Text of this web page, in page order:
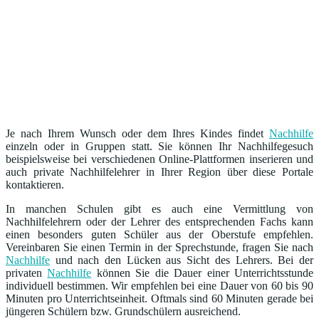
Je nach Ihrem Wunsch oder dem Ihres Kindes findet Nachhilfe
einzeln oder in Gruppen statt. Sie können Ihr Nachhilfegesuch
beispielsweise bei verschiedenen Online-Plattformen inserieren und
auch private Nachhilfelehrer in Ihrer Region über diese Portale
kontaktieren.
In manchen Schulen gibt es auch eine Vermittlung von
Nachhilfelehrern oder der Lehrer des entsprechenden Fachs kann
einen besonders guten Schüler aus der Oberstufe empfehlen.
Vereinbaren Sie einen Termin in der Sprechstunde, fragen Sie nach
Nachhilfe und nach den Lücken aus Sicht des Lehrers. Bei der
privatenNachhilfe können Sie die Dauer einer Unterrichtsstunde
individuell bestimmen. Wir empfehlen bei eine Dauer von 60 bis 90
Minuten pro Unterrichtseinheit. Oftmals sind 60 Minuten gerade bei
jüngeren Schülern bzw. Grundschülern ausreichend.